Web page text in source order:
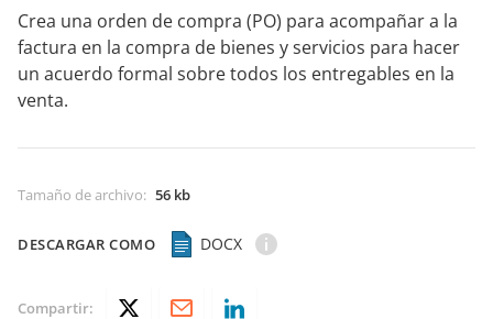
Crea una orden de compra (PO) para acompañar a la
factura en la compra de bienes y servicios para hacer
un acuerdo formal sobre todos los entregables en la
venta.
Tamaño de archivo: 56 kb
DESCARGAR COMO DOCX
Compartir: